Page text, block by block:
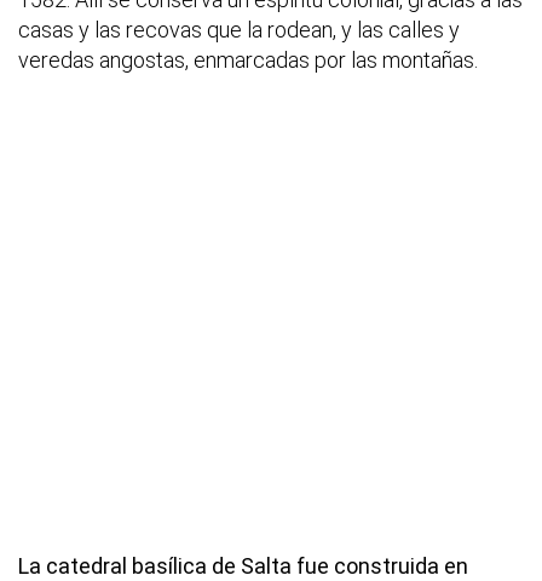
casas y las recovas que la rodean, y las calles y
veredas angostas, enmarcadas por las montañas.
La catedral basílica de Salta fue construida en